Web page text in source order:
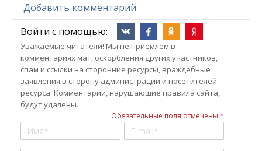
Добавить комментарий
Войти с помощью:
Уважаемые читатели! Мы не приемлем в
комментариях мат, оскорбления других участников,
спам и ссылки на сторонние ресурсы, враждебные
заявления в сторону администрации и посетителей
ресурса. Комментарии, нарушающие правила сайта,
будут удалены.
Обязательные поля отмечены *